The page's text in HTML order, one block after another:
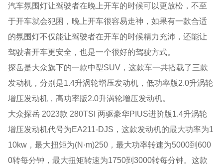
汽车氛围灯让驾驶者在晚上开车的时候可以更放松，不至
于开车就会犯困，晚上开车很容易走神，如果有一款合适
的氛围灯不仅能让驾驶者在开车的时候精力充沛，还能让
驾驶者开车更安全，也是一个很好的驾驶方式。
探岳是大众旗下的一款中型SUV，这款车一共搭载了三款
发动机，分别是1.4升涡轮增压发动机，低功率版2.0升涡轮
增压发动机，高功率版2.0升涡轮增压发动机。
大众探岳 2023款 280TSI 两驱豪华PIUS进阶版1.4升涡轮
增压发动机代号为EA211-DJS，这款发动机的最大功率为1
10kw，最大扭矩为(N·m)250，最大功率转速为5000到600
0转每分钟，最大扭矩转速为1750到3000转每分钟。这款